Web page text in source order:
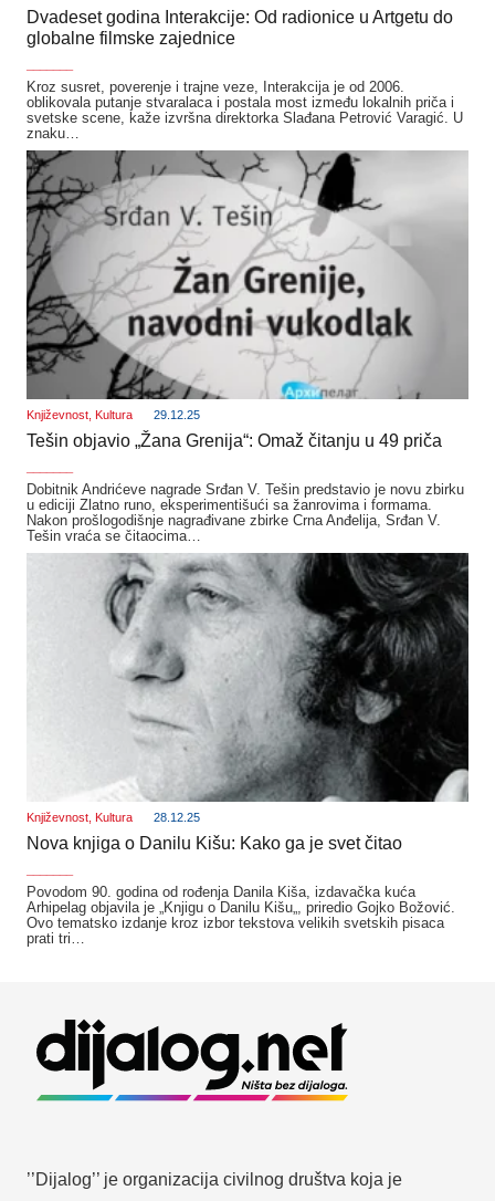
Dvadeset godina Interakcije: Od radionice u Artgetu do
globalne filmske zajednice
Kroz susret, poverenje i trajne veze, Interakcija je od 2006.
oblikovala putanje stvaralaca i postala most između lokalnih priča i
svetske scene, kaže izvršna direktorka Slađana Petrović Varagić. U
znaku…
Književnost, Kultura 29.12.25
Tešin objavio „Žana Grenija“: Omaž čitanju u 49 priča
Dobitnik Andrićeve nagrade Srđan V. Tešin predstavio je novu zbirku
u ediciji Zlatno runo, eksperimentišući sa žanrovima i formama.
Nakon prošlogodišnje nagrađivane zbirke Crna Anđelija, Srđan V.
Tešin vraća se čitaocima…
Književnost, Kultura 28.12.25
Nova knjiga o Danilu Kišu: Kako ga je svet čitao
Povodom 90. godina od rođenja Danila Kiša, izdavačka kuća
Arhipelag objavila je „Knjigu o Danilu Kišu„, priredio Gojko Božović.
Ovo tematsko izdanje kroz izbor tekstova velikih svetskih pisaca
prati tri…
’’Dijalog’’ je organizacija civilnog društva koja je